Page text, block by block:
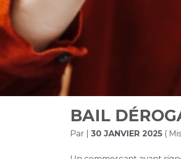
BAIL
Par |30 JANVIER 2025 (